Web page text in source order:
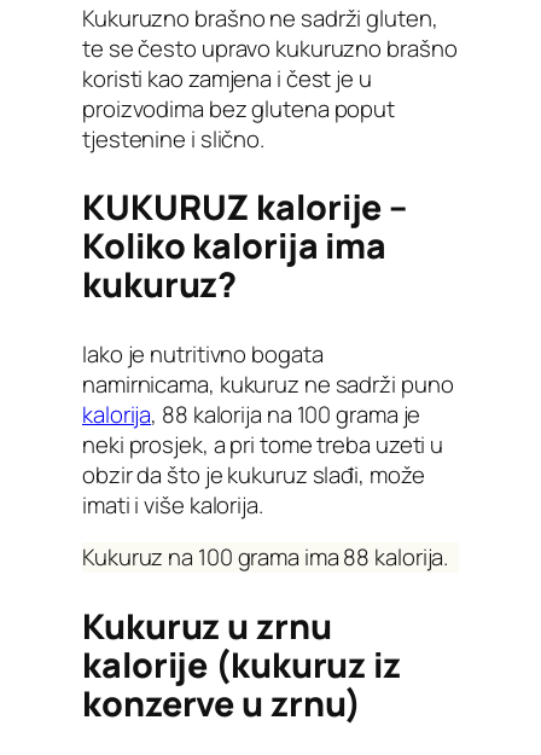
Kukuruzno brašno ne sadrži gluten,
te se često upravo kukuruzno brašno
koristi kao zamjena i čest je u
proizvodima bez glutena poput
tjestenine i slično.
KUKURUZ kalorije –
Koliko kalorija ima
kukuruz?
Iako je nutritivno bogata
namirnicama, kukuruz ne sadrži puno
kalorija, 88 kalorija na 100 grama je
neki prosjek, a pri tome treba uzeti u
obzir da što je kukuruz slađi, može
imati i više kalorija.
Kukuruz na 100 grama ima 88 kalorija.
Kukuruz u zrnu
kalorije (kukuruz iz
konzerve u zrnu)